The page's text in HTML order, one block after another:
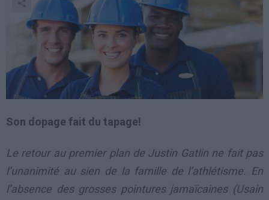
Son dopage fait du tapage!
Le retour au premier plan de Justin Gatlin ne fait pas
l’unanimité au sien de la famille de l’athlétisme. En
l’absence des grosses pointures jamaïcaines (Usain